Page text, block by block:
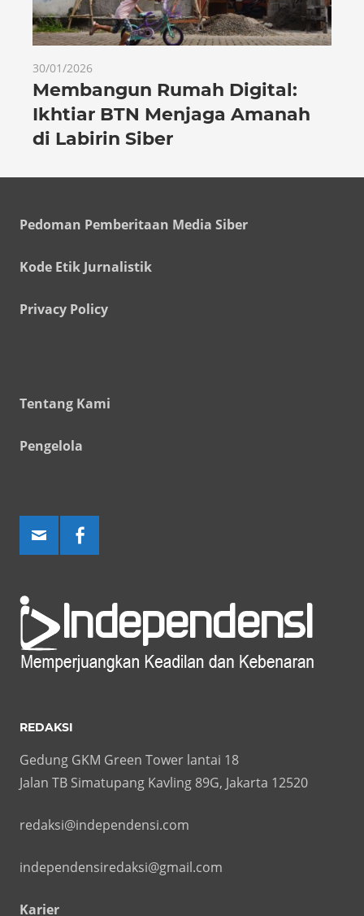
30/01/2026
Membangun Rumah Digital:
Ikhtiar BTN Menjaga Amanah
di Labirin Siber
Pedoman Pemberitaan Media Siber
Kode Etik Jurnalistik
Privacy Policy
Tentang Kami
Pengelola
REDAKSI
Gedung GKM Green Tower lantai 18
Jalan TB Simatupang Kavling 89G, Jakarta 12520
redaksi@independensi.com
independensiredaksi@gmail.com
Karier